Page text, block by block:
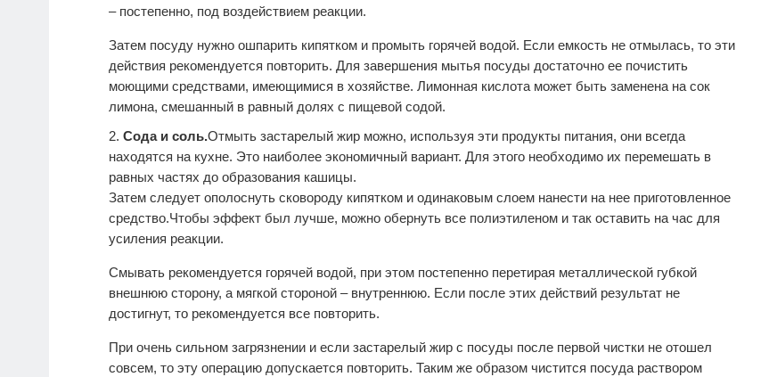
– постепенно, под воздействием реакции.
Затем посуду нужно ошпарить кипятком и промыть горячей водой. Если емкость не отмылась, то эти
действия рекомендуется повторить. Для завершения мытья посуды достаточно ее почистить
моющими средствами, имеющимися в хозяйстве. Лимонная кислота может быть заменена на сок
лимона, смешанный в равный долях с пищевой содой.
Сода и соль.Отмыть застарелый жир можно, используя эти продукты питания, они всегда
находятся на кухне. Это наиболее экономичный вариант. Для этого необходимо их перемешать в
равных частях до образования кашицы.
Затем следует ополоснуть сковороду кипятком и одинаковым слоем нанести на нее приготовленное
средство.Чтобы эффект был лучше, можно обернуть все полиэтиленом и так оставить на час для
усиления реакции.
Смывать рекомендуется горячей водой, при этом постепенно перетирая металлической губкой
внешнюю сторону, а мягкой стороной – внутреннюю. Если после этих действий результат не
достигнут, то рекомендуется все повторить.
При очень сильном загрязнении и если застарелый жир с посуды после первой чистки не отошел
совсем, то эту операцию допускается повторить. Таким же образом чистится посуда раствором